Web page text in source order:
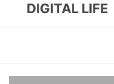
DIGITAL LIFE